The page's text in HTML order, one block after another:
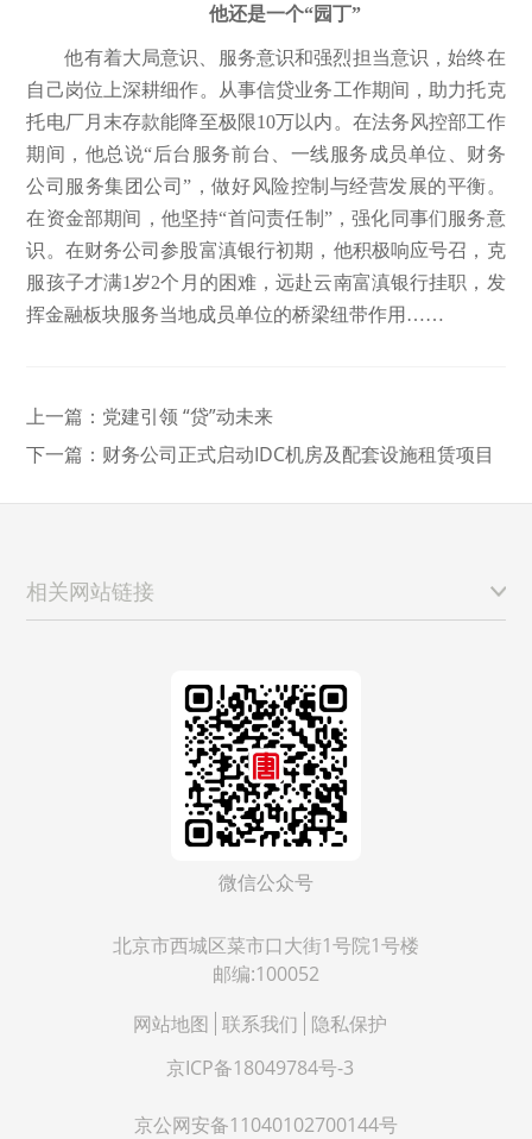
他还是一个“园丁”
他有着大局意识、服务意识和强烈担当意识，始终在
自己岗位上深耕细作。从事信贷业务工作期间，助力托克
托电厂月末存款能降至极限10万以内。在法务风控部工作
期间，他总说“后台服务前台、一线服务成员单位、财务
公司服务集团公司”，做好风险控制与经营发展的平衡。
在资金部期间，他坚持“首问责任制”，强化同事们服务意
识。在财务公司参股富滇银行初期，他积极响应号召，克
服孩子才满1岁2个月的困难，远赴云南富滇银行挂职，发
挥金融板块服务当地成员单位的桥梁纽带作用……
上一篇： 党建引领 “贷”动未来
下一篇： 财务公司正式启动IDC机房及配套设施租赁项目
微信公众号
北京市西城区菜市口大街1号院1号楼
邮编:100052
网站地图 联系我们 隐私保护
京ICP备18049784号-3
京公网安备11040102700144号